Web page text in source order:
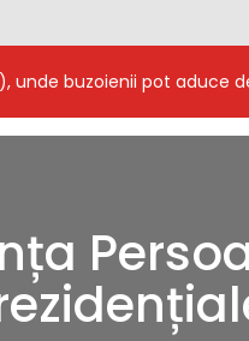
buzoienii pot aduce